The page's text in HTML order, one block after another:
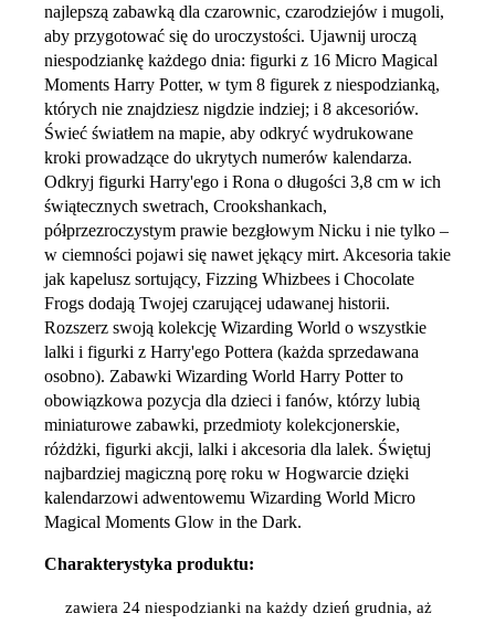
najlepszą zabawką dla czarownic, czarodziejów i mugoli,
aby przygotować się do uroczystości. Ujawnij uroczą
niespodziankę każdego dnia: figurki z 16 Micro Magical
Moments Harry Potter, w tym 8 figurek z niespodzianką,
których nie znajdziesz nigdzie indziej; i 8 akcesoriów.
Świeć światłem na mapie, aby odkryć wydrukowane
kroki prowadzące do ukrytych numerów kalendarza.
Odkryj figurki Harry'ego i Rona o długości 3,8 cm w ich
świątecznych swetrach, Crookshankach,
półprzezroczystym prawie bezgłowym Nicku i nie tylko –
w ciemności pojawi się nawet jękący mirt. Akcesoria takie
jak kapelusz sortujący, Fizzing Whizbees i Chocolate
Frogs dodają Twojej czarującej udawanej historii.
Rozszerz swoją kolekcję Wizarding World o wszystkie
lalki i figurki z Harry'ego Pottera (każda sprzedawana
osobno). Zabawki Wizarding World Harry Potter to
obowiązkowa pozycja dla dzieci i fanów, którzy lubią
miniaturowe zabawki, przedmioty kolekcjonerskie,
różdżki, figurki akcji, lalki i akcesoria dla lalek. Świętuj
najbardziej magiczną porę roku w Hogwarcie dzięki
kalendarzowi adwentowemu Wizarding World Micro
Magical Moments Glow in the Dark.
Charakterystyka produktu:
zawiera 24 niespodzianki na każdy dzień grudnia, aż